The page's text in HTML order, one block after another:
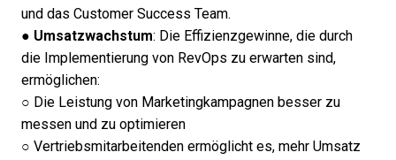
und das Customer Success Team.
● Umsatzwachstum: Die Effizienzgewinne, die durch
die Implementierung von RevOps zu erwarten sind,
ermöglichen:
○ Die Leistung von Marketingkampagnen besser zu
messen und zu optimieren
○ Vertriebsmitarbeitenden ermöglicht es, mehr Umsatz